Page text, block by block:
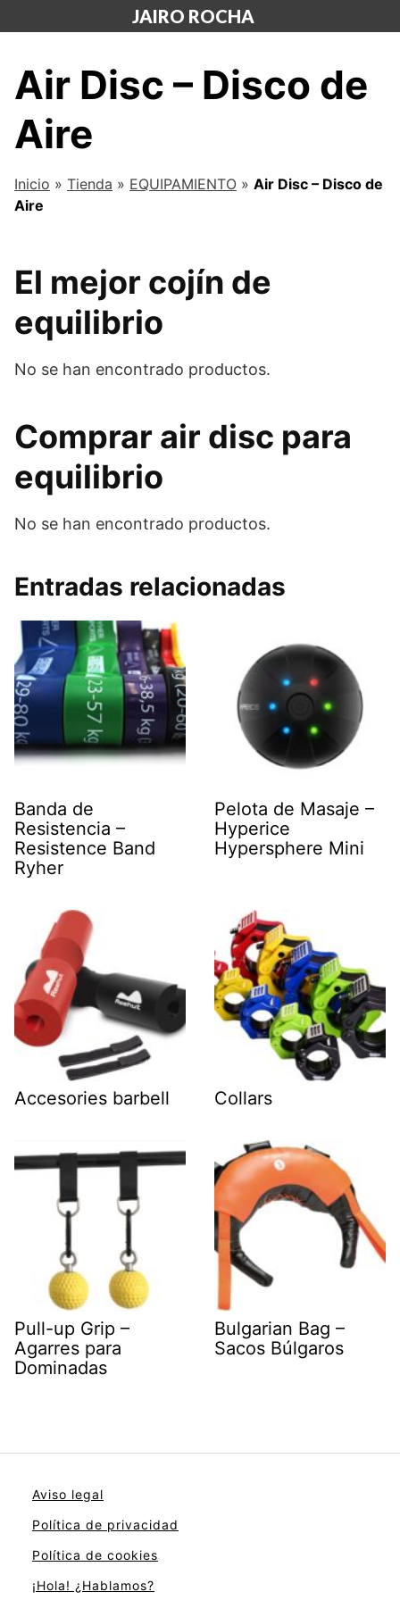
al
JAIRO ROCHA
Air Disc – Disco de
Aire
Inicio » Tienda » EQUIPAMIENTO » Air Disc – Disco de
Aire
El mejor cojín de
equilibrio
No se han encontrado productos.
Comprar air disc para
equilibrio
No se han encontrado productos.
Entradas relacionadas
Banda de
Resistencia –
Resistence Band
Ryher
Pelota de Masaje –
Hyperice
Hypersphere Mini
Accesories barbell Collars
Pull-up Grip –
Agarres para
Dominadas
Bulgarian Bag –
Sacos Búlgaros
Aviso legal
Política de privacidad
Política de cookies
¡Hola! ¿Hablamos?